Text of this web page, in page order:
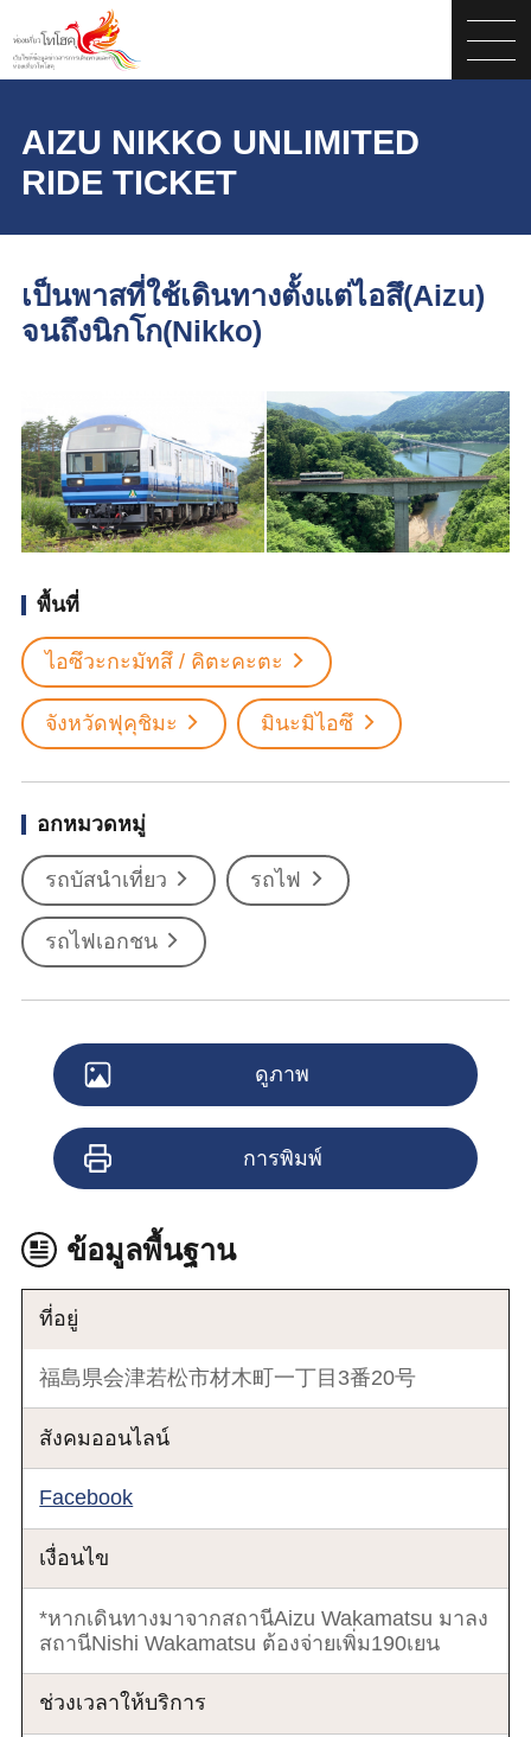
AIZU NIKKO UNLIMITED
RIDE TICKET
เป็นพาสที่ใช้เดินทางตั้งแต่ไอสึ(Aizu)
จนถึงนิกโก(Nikko)
พื้นที่
ไอซึวะกะมัทสึ / คิตะคะตะ
จังหวัดฟุคุชิมะ มินะมิไอซึ
อกหมวดหมู่
รถบัสนำเที่ยว รถไฟ
รถไฟเอกชน
ดูภาพ
การพิมพ์
ข้อมูลพื้นฐาน
ที่อยู่
福島県会津若松市材木町一丁目3番20号
สังคมออนไลน์
Facebook
เงื่อนไข
*หากเดินทางมาจากสถานีAizu Wakamatsu มาลง
สถานีNishi Wakamatsu ต้องจ่ายเพิ่ม190เยน
ช่วงเวลาให้บริการ